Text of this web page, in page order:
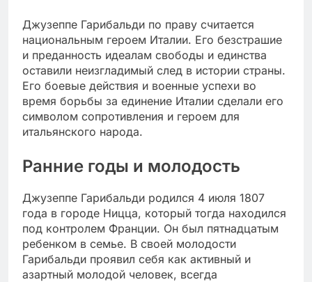
Джузеппе Гарибальди по праву считается
национальным героем Италии. Его безстрашие
и преданность идеалам свободы и единства
оставили неизгладимый след в истории страны.
Его боевые действия и военные успехи во
время борьбы за единение Италии сделали его
символом сопротивления и героем для
итальянского народа.
Ранние годы и молодость
Джузеппе Гарибальди родился 4 июля 1807
года в городе Ницца, который тогда находился
под контролем Франции. Он был пятнадцатым
ребенком в семье. В своей молодости
Гарибальди проявил себя как активный и
азартный молодой человек, всегда